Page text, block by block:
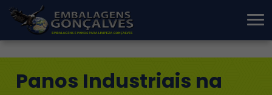
Panos Industriais na